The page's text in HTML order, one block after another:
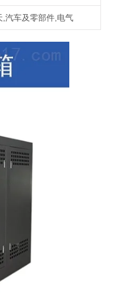
汽车及零部件,电气